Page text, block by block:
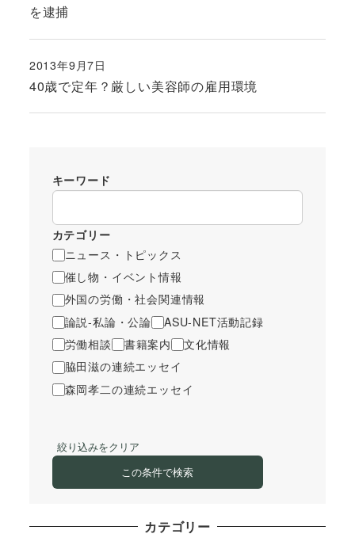
を逮捕
40歳で定年？厳しい美容師の雇用環境
投稿日
2013年9月7日
キーワード
カテゴリー
ニュース・トピックス
催し物・イベント情報
外国の労働・社会関連情報
論説-私論・公論
ASU-NET活動記録
労働相談
書籍案内
文化情報
脇田滋の連続エッセイ
森岡孝二の連続エッセイ
絞り込みをクリア
この条件で検索
カテゴリー